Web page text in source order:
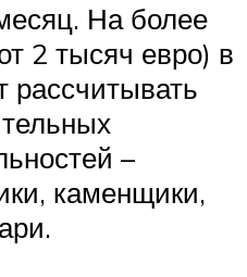
На более
2 тысяч евро) в
рассчитывать
–
каменщики,